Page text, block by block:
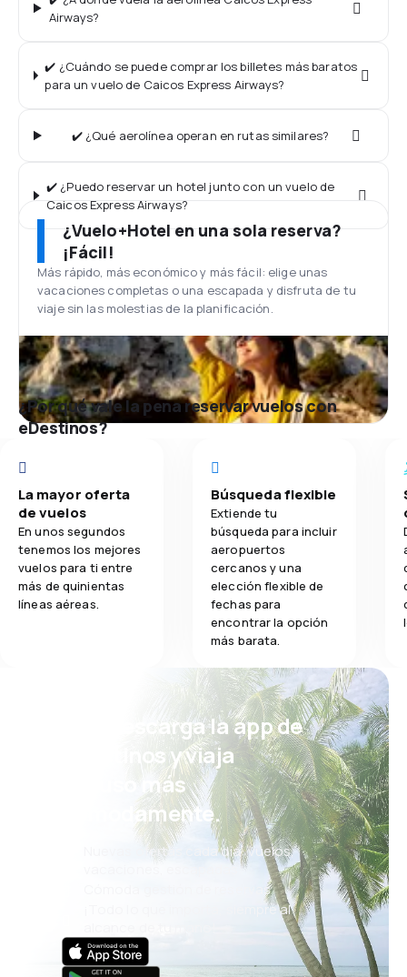
Airways?
✔️ ¿Cuándo se puede comprar los billetes más baratos
para un vuelo de Caicos Express Airways?
✔️ ¿Qué aerolínea operan en rutas similares?
✔️ ¿Puedo reservar un hotel junto con un vuelo de
Caicos Express Airways?
¿Vuelo+Hotel en una sola reserva?
¡Fácil!
Más rápido, más económico y más fácil: elige unas
vacaciones completas o una escapada y disfruta de tu
viaje sin las molestias de la planificación.
¿Por qué vale la pena reservar vuelos con
eDestinos?
La mayor oferta
de vuelos
En unos segundos
tenemos los mejores
vuelos para ti entre
más de quinientas
líneas aéreas.
Búsqueda flexible
Extiende tu
búsqueda para incluir
aeropuertos
cercanos y una
elección flexible de
fechas para
encontrar la opción
más barata.
¡Eh! Descarga la app de
eDestinos y viaja
incluso más
cómodamente.
Nuevas ofertas cada día: vuelos,
vacaciones, escapadas
Cómoda gestión de reservas
¡Todo lo que importa, siempre al